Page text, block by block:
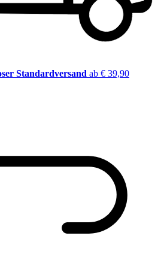
Standardversand ab € 39,90